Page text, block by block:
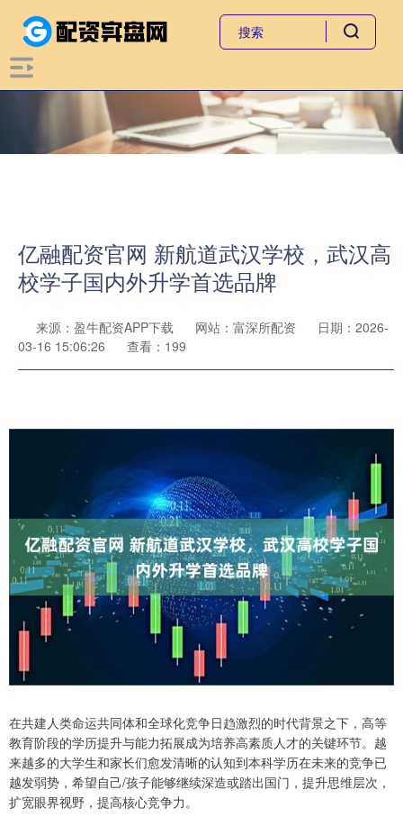
亿融配资官网 新航道武汉学校，武汉高
校学子国内外升学首选品牌
来源：盈牛配资APP下载 网站：富深所配资
日期：2026-
03-16 15:06:26
查看：199
在共建人类命运共同体和全球化竞争日趋激烈的时代背景之下，高等
教育阶段的学历提升与能力拓展成为培养高素质人才的关键环节。越
来越多的大学生和家长们愈发清晰的认知到本科学历在未来的竞争已
越发弱势，希望自己/孩子能够继续深造或踏出国门，提升思维层次，
扩宽眼界视野，提高核心竞争力。